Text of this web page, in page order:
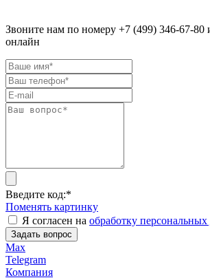
Звоните нам по номеру +7 (499) 346-67-80
онлайн
Введите код:*
Поменять картинку
Я согласен на обработку
Задать вопрос
Max
Telegram
Компания